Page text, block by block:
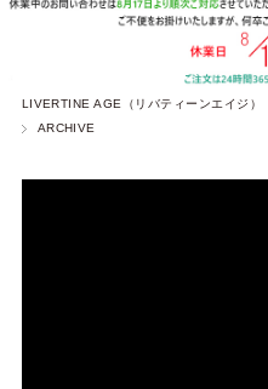
LIVERTINE AGE（リバティーンエイジ）
ARCHIVE